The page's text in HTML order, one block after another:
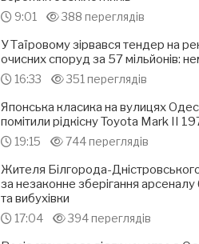
9:01 388 переглядів
У Таїровому зірвався тендер на
очисних споруд за 57 мільйонів:
16:33 351 переглядів
Японська класика на вулицях
помітили рідкісну Toyota Mark II
19:15 744 переглядів
Жителя Білгорода-
за незаконне зберігання арсеналу
та вибухівки
17:04 394 переглядів